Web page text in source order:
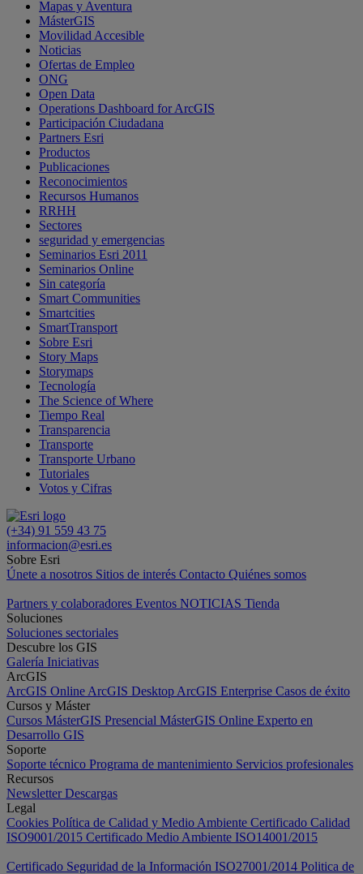
Mapas y Aventura
MásterGIS
Movilidad Accesible
Noticias
Ofertas de Empleo
ONG
Open Data
Operations Dashboard for ArcGIS
Participación Ciudadana
Partners Esri
Productos
Publicaciones
Reconocimientos
Recursos Humanos
RRHH
Sectores
seguridad y emergencias
Seminarios Esri 2011
Seminarios Online
Sin categoría
Smart Communities
Smartcities
SmartTransport
Sobre Esri
Story Maps
Storymaps
Tecnología
The Science of Where
Tiempo Real
Transparencia
Transporte
Transporte Urbano
Tutoriales
Votos y Cifras
(+34) 91 559 43 75
informacion@esri.es
Sobre Esri
Únete a nosotros Sitios de interés Contacto Quiénes somos
Partners y colaboradores Eventos NOTICIAS Tienda
Soluciones
Soluciones sectoriales
Descubre los GIS
Galería Iniciativas
ArcGIS
ArcGIS OnlineArcGIS DesktopArcGIS Enterprise Casos de éxito
Cursos y Máster
Cursos MásterGIS Presencial MásterGIS Online Experto en
Desarrollo GIS
Soporte
Soporte técnico Programa de mantenimiento Servicios profesionales
Recursos
Newsletter Descargas
Legal
Cookies Política de Calidad y Medio Ambiente Certificado Calidad
ISO9001/2015 Certificado Medio Ambiente ISO14001/2015
Certificado Seguridad de la Información ISO27001/2014 Politica de